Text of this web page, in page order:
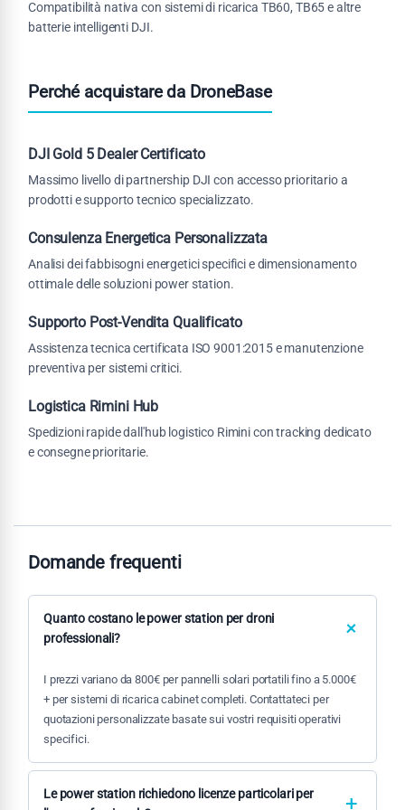
Compatibilità nativa con sistemi di ricarica TB60, TB65 e altre
batterie intelligenti DJI.
Perché acquistare da DroneBase
DJI Gold 5 Dealer Certificato
Massimo livello di partnership DJI con accesso prioritario a
prodotti e supporto tecnico specializzato.
Consulenza Energetica Personalizzata
Analisi dei fabbisogni energetici specifici e dimensionamento
ottimale delle soluzioni power station.
Supporto Post-Vendita Qualificato
Assistenza tecnica certificata ISO 9001:2015 e manutenzione
preventiva per sistemi critici.
Logistica Rimini Hub
Spedizioni rapide dall'hub logistico Rimini con tracking dedicato
e consegne prioritarie.
Domande frequenti
Quanto costano le power station per droni
professionali?
I prezzi variano da 800€ per pannelli solari portatili fino a 5.000€
+ per sistemi di ricarica cabinet completi. Contattateci per
quotazioni personalizzate basate sui vostri requisiti operativi
specifici.
Le power station richiedono licenze particolari per